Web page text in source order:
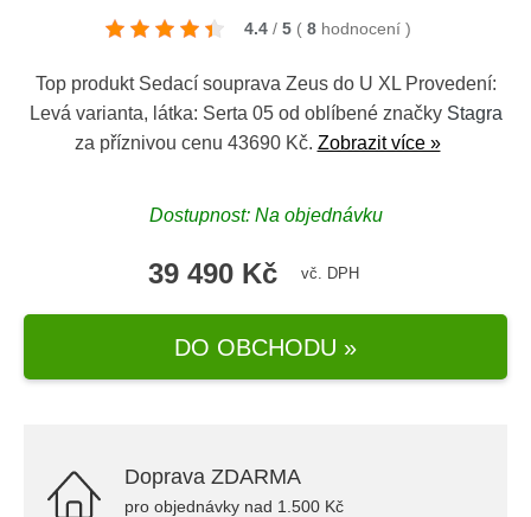
4.4 / 5 ( 8 hodnocení )
Top produkt Sedací souprava Zeus do U XL Provedení:
Levá varianta, látka: Serta 05 od oblíbené značky Stagra
za příznivou cenu 43690 Kč. Zobrazit více »
Dostupnost: Na objednávku
39 490 Kč vč. DPH
DO OBCHODU »
Doprava ZDARMA
pro objednávky nad 1.500 Kč